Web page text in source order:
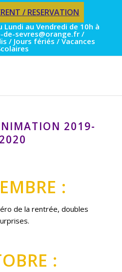
/ RESERVATION
au Vendredi de 10h à
de-sevres@orange.fr /
/ Jours fériés / Vacances
2019-
2020
:
de la rentrée, doubles
: